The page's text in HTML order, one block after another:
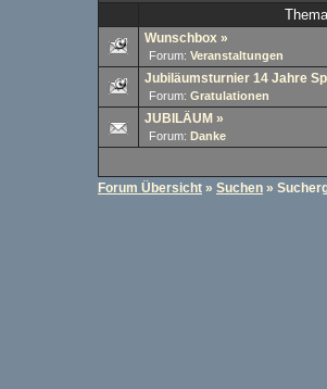
Thema
Wunschbox »
Forum: Veranstaltungen
Jubiläumsturnier 14 Jahre
Forum: Gratulationen
JUBILÄUM »
Forum: Danke
Forum Übersicht » Suchen »